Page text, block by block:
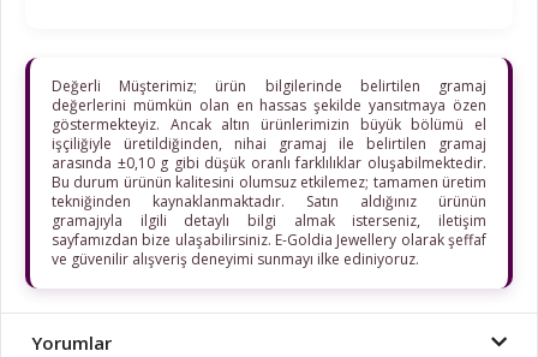
Değerli Müşterimiz; ürün bilgilerinde belirtilen gramaj
değerlerini mümkün olan en hassas şekilde yansıtmaya özen
göstermekteyiz. Ancak altın ürünlerimizin büyük bölümü el
işçiliğiyle üretildiğinden, nihai gramaj ile belirtilen gramaj
arasında ±0,10 g gibi düşük oranlı farklılıklar oluşabilmektedir.
Bu durum ürünün kalitesini olumsuz etkilemez; tamamen üretim
tekniğinden kaynaklanmaktadır. Satın aldığınız ürünün
gramajıyla ilgili detaylı bilgi almak isterseniz, iletişim
sayfamızdan bize ulaşabilirsiniz. E-Goldia Jewellery olarak şeffaf
ve güvenilir alışveriş deneyimi sunmayı ilke ediniyoruz.
Yorumlar